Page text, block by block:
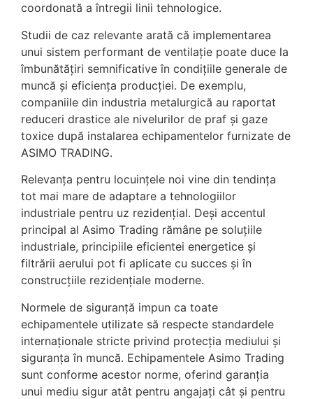
coordonată a întregii linii tehnologice.
Studii de caz relevante arată că implementarea
unui sistem performant de ventilație poate duce la
îmbunătățiri semnificative în condițiile generale de
muncă și eficiența producției. De exemplu,
companiile din industria metalurgică au raportat
reduceri drastice ale nivelurilor de praf și gaze
toxice după instalarea echipamentelor furnizate de
ASIMO TRADING.
Relevanța pentru locuințele noi vine din tendința
tot mai mare de adaptare a tehnologiilor
industriale pentru uz rezidențial. Deși accentul
principal al Asimo Trading rămâne pe soluțiile
industriale, principiile eficientei energetice și
filtrării aerului pot fi aplicate cu succes și în
construcțiile rezidențiale moderne.
Normele de siguranță impun ca toate
echipamentele utilizate să respecte standardele
internaționale stricte privind protecția mediului și
siguranța în muncă. Echipamentele Asimo Trading
sunt conforme acestor norme, oferind garanția
unui mediu sigur atât pentru angajați cât și pentru